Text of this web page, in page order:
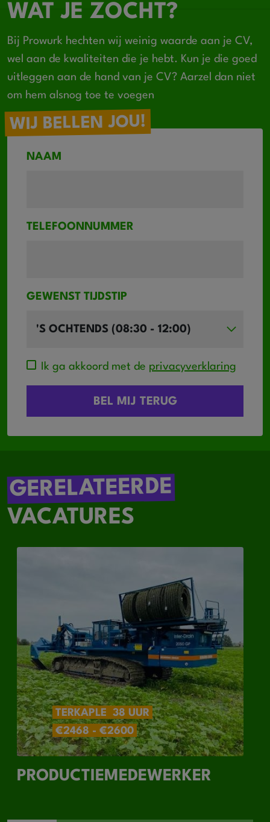
WAT JE ZOCHT?
Bij Prowurk hechten wij weinig waarde aan je CV,
wel aan de kwaliteiten die je hebt. Kun je die goed
uitleggen aan de hand van je CV? Aarzel dan niet
om hem alsnog toe te voegen
WIJ BELLEN JOU!
NAAM
TELEFOONNUMMER
GEWENST TIJDSTIP
Ik ga akkoord met de privacyverklaring
GERELATEERDE
VACATURES
TERKAPLE
38 UUR
€2468 - €2600
PRODUCTIEMEDEWERKER